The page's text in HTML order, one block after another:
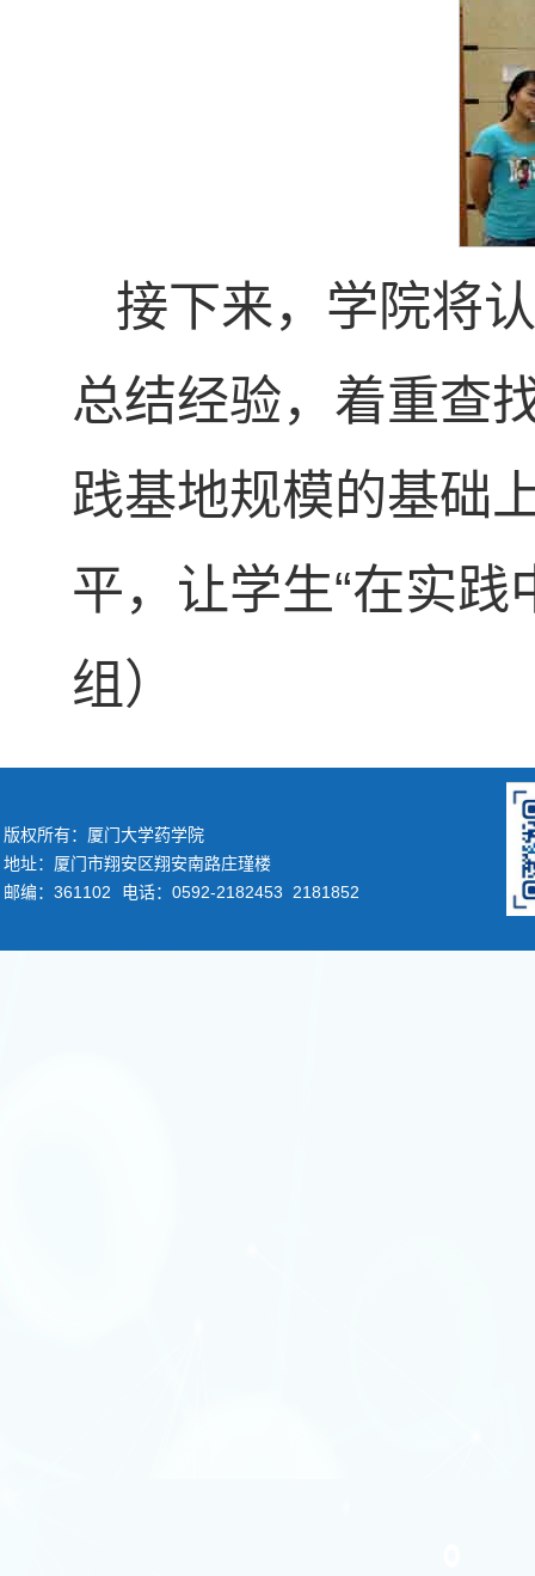
接下来，学院将
总结经验，着重查
践基地规模的基础
平，让学生“在实
组）
版权所有：厦门大学药学院
地址：厦门市翔安区翔安南路庄瑾楼
邮编：361102
电话：0592-2182453 2181852